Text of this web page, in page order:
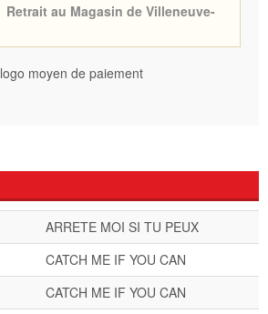
Retrait au Magasin de Villeneuve-
ARRETE MOI SI TU PEUX
CATCH ME IF YOU CAN
CATCH ME IF YOU CAN